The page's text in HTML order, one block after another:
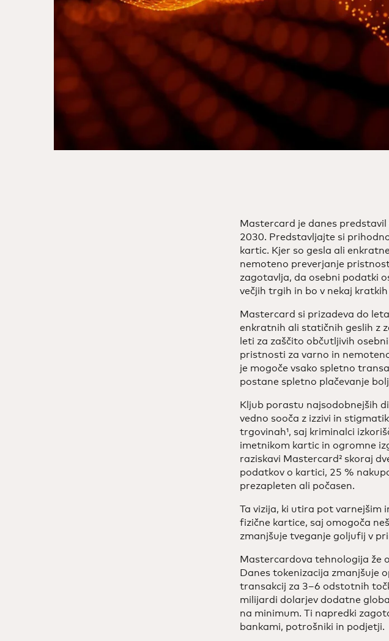
Mastercard je danes
2030. Predstavljajte si
kartic. Kjer so gesla ali
nemoteno preverjanje
zagotavlja, da osebni podatki
večjih trgih in bo v nekaj
Mastercard si prizadeva do
enkratnih ali statičnih geslih z
leti za zaščito občutljivih
pristnosti za varno in
je mogoče vsako spletno
postane spletno plačevanje
Kljub porastu najsodobnejših
vedno sooča z izzivi in
trgovinah¹, saj kriminalci
imetnikom kartic in ogromne
raziskavi Mastercard² skoraj
podatkov o kartici, 25 %
prezapleten ali počasen.
Ta vizija, ki utira pot varnejšim
fizične kartice, saj omogoča
zmanjšuje tveganje goljufij v
Mastercardova tehnologija že
Danes tokenizacija zmanjšuje
transakcij za 3–6 odstotnih
milijardi dolarjev dodatne
na minimum. Ti napredki
bankami, potrošniki in podjetji.